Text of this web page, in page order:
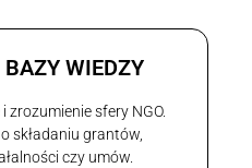
WIEDZY
zrozumienie sfery NGO.
składaniu grantów,
czy umów.